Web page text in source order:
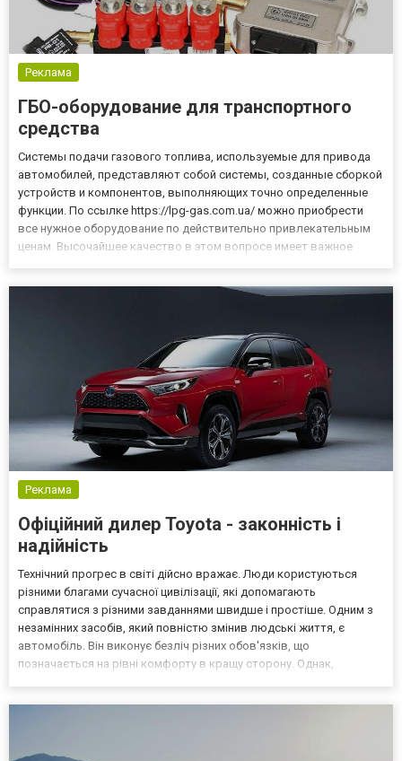
Реклама
ГБО-оборудование для транспортного
средства
Системы подачи газового топлива, используемые для привода
автомобилей, представляют собой системы, созданные сборкой
устройств и компонентов, выполняющих точно определенные
функции. По ссылке https://lpg-gas.com.ua/ можно приобрести
все нужное оборудование по действительно привлекательным
ценам. Высочайшее качество в этом вопросе имеет важное
Реклама
Офіційний дилер Toyota - законність і
надійність
Технічний прогрес в світі дійсно вражає. Люди користуються
різними благами сучасної цивілізації, які допомагають
справлятися з різними завданнями швидше і простіше. Одним з
незамінних засобів, який повністю змінив людські життя, є
автомобіль. Він виконує безліч різних обов'язків, що
позначається на рівні комфорту в кращу сторону. Однак,